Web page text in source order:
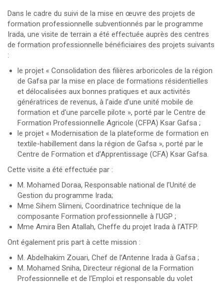
Dans le cadre du suivi de la mise en œuvre des projets de
formation professionnelle subventionnés par le programme
Irada, une visite de terrain a été effectuée auprès des centres
de formation professionnelle bénéficiaires des projets suivants
:
le projet « Consolidation des filières arboricoles de la région
de Gafsa par la mise en place de formations résidentielles
et délocalisées aux bonnes pratiques et aux activités
génératrices de revenus, à l’aide d’une unité mobile de
formation et d’une parcelle pilote », porté par le Centre de
Formation Professionnelle Agricole (CFPA) Ksar Gafsa ;
le projet « Modernisation de la plateforme de formation en
textile-habillement dans la région de Gafsa », porté par le
Centre de Formation et d’Apprentissage (CFA) Ksar Gafsa.
Cette visite a été effectuée par :
M. Mohamed Doraa, Responsable national de l’Unité de
Gestion du programme Irada;
Mme Sihem Slimeni, Coordinatrice technique de la
composante Formation professionnelle à l’UGP ;
Mme Amira Ben Atallah, Cheffe du projet Irada à l’ATFP.
Ont également pris part à cette mission :
M. Abdelhakim Zouari, Chef de l’Antenne Irada à Gafsa ;
M. Mohamed Sniha, Directeur régional de la Formation
Professionnelle et de l’Emploi et responsable du volet